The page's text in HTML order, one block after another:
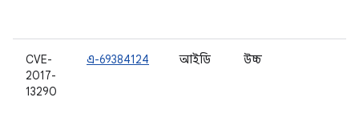
CVE-
2017-
13290
এ-69384124 আইডি উচ্চ